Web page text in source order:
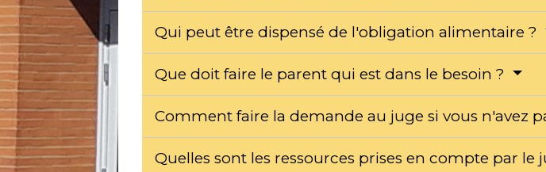
Qui peut être dispensé de l'obligation alimentaire ?
Que doit faire le parent qui est dans le besoin ?
Comment faire la demande au juge si vous n'avez
Quelles sont les ressources prises en compte par